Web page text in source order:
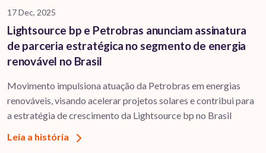
17 Dec, 2025
Lightsource bp e Petrobras anunciam assinatura
de parceria estratégica no segmento de energia
renovável no Brasil
Movimento impulsiona atuação da Petrobras em energias
renováveis, visando acelerar projetos solares e contribui para
a estratégia de crescimento da Lightsource bp no Brasil
Leia a história